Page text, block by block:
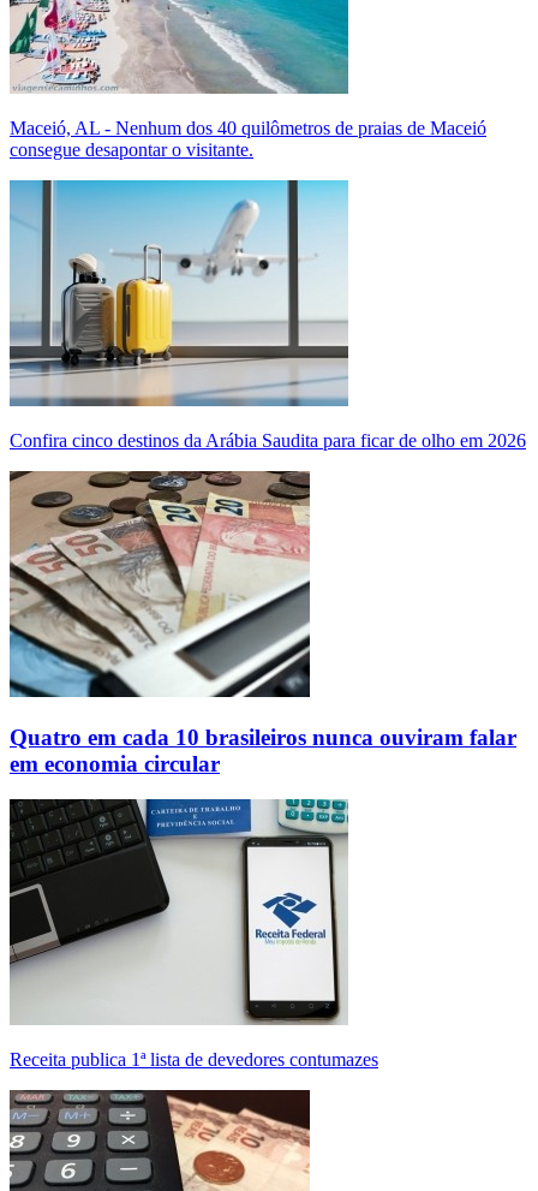
Maceió, AL - Nenhum dos 40 quilômetros de praias de Maceió
consegue desapontar o visitante.
Confira cinco destinos da Arábia Saudita para ficar de olho em 2026
Quatro em cada 10 brasileiros nunca ouviram falar
em economia circular
Receita publica 1ª lista de devedores contumazes